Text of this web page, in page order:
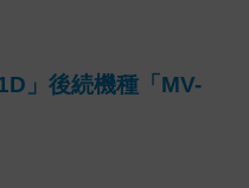
」後続機種「MV-